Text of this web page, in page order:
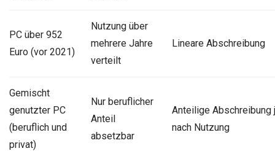
PC über 952
Euro (vor 2021)
Nutzung über
mehrere Jahre
verteilt
Lineare Abschreibung
Gemischt
genutzter PC
(beruflich und
privat)
Nur beruflicher
Anteil
absetzbar
Anteilige Abschreibung
nach Nutzung